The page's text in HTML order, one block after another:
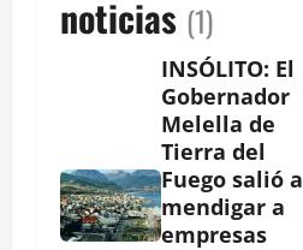
noticias (1)
INSÓLITO: El
Gobernador
Melella de
Tierra del
Fuego salió a
mendigar a
empresas